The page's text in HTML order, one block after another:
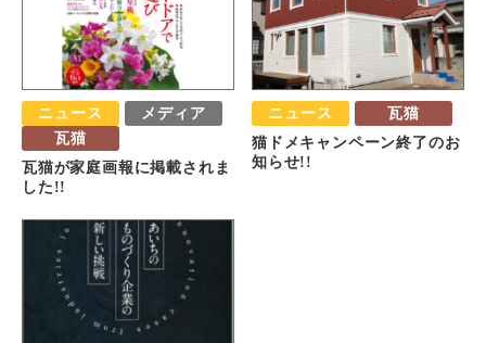
ニュース
メディア
瓦猫
瓦猫が家庭画報に掲載されま
した!!
ニュース 瓦猫
猫ドメキャンペーン終了のお
知らせ!!